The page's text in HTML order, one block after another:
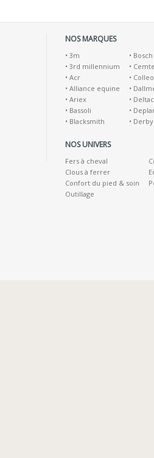
NOS MARQUES
• 3m
• 3rd millennium
• Acr
• Alliance equine
• Ariex
• Bassoli
• Blacksmith
• Bosch
•
•
•
•
•
• Derby
NOS UNIVERS
Fers à cheval
Clous à ferrer
Confort du pied & soin
Outillage